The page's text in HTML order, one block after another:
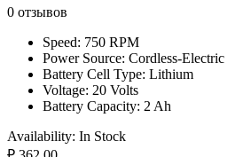
0 отзывов
Speed: 750 RPM
Power Source: Cordless-Electric
Battery Cell Type: Lithium
Voltage: 20 Volts
Battery Capacity: 2 Ah
Availability: In Stock